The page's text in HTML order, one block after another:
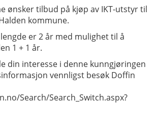
ønsker tilbud på kjøp av IKT-utstyr til
kommune.
er 2 år med mulighet til å
1 + 1 år.
din interesse i denne kunngjøringen
vennligst besøk Doffin
Search/Search_Switch.aspx?